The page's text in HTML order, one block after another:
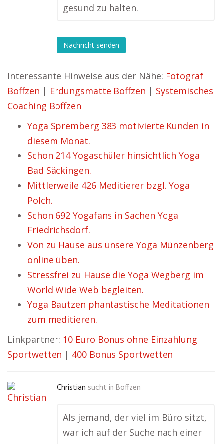
gesund zu halten.
Nachricht senden
Interessante Hinweise aus der Nähe: Fotograf
Boffzen | Erdungsmatte Boffzen | Systemisches
Coaching Boffzen
Yoga Spremberg 383 motivierte Kunden in
diesem Monat.
Schon 214 Yogaschüler hinsichtlich Yoga
Bad Säckingen.
Mittlerweile 426 Meditierer bzgl. Yoga
Polch.
Schon 692 Yogafans in Sachen Yoga
Friedrichsdorf.
Von zu Hause aus unsere Yoga Münzenberg
online üben.
Stressfrei zu Hause die Yoga Wegberg im
World Wide Web begleiten.
Yoga Bautzen phantastische Meditationen
zum meditieren.
Linkpartner: 10 Euro Bonus ohne Einzahlung
Sportwetten | 400 Bonus Sportwetten
Christian sucht in Boffzen
Als jemand, der viel im Büro sitzt,
war ich auf der Suche nach einer